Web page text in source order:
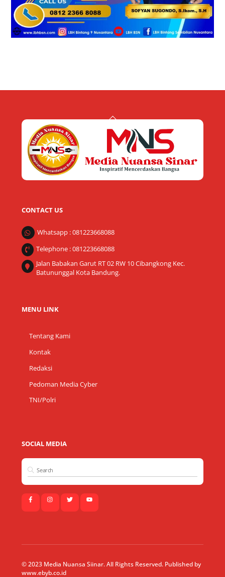
Back
Top
CONTACT US
Whatsapp : 081223668088
Telephone : 081223668088
Jalan Babakan Garut RT 02 RW 10 Cibangkong Kec.
Batununggal Kota Bandung.
MENU LINK
Tentang Kami
Kontak
Redaksi
Pedoman Media Cyber
TNI/Polri
SOCIAL MEDIA
© 2023 Media Nuansa Siinar. All Rights Reserved. Published by
www.ebyb.co.id